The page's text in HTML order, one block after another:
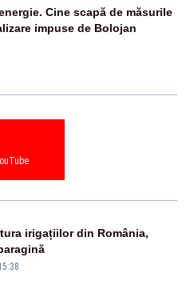
Cine scapă de măsurile
impuse de Bolojan
irigațiilor din România,